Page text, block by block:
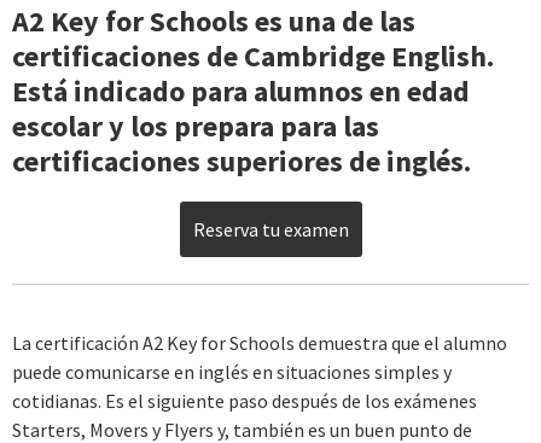
A2 Key for Schools es una de las
certificaciones de Cambridge English.
Está indicado para alumnos en edad
escolar y los prepara para las
certificaciones superiores de inglés.
Reserva tu examen
La certificación A2 Key for Schools demuestra que el alumno
puede comunicarse en inglés en situaciones simples y
cotidianas. Es el siguiente paso después de los exámenes
Starters, Movers y Flyers y, también es un buen punto de